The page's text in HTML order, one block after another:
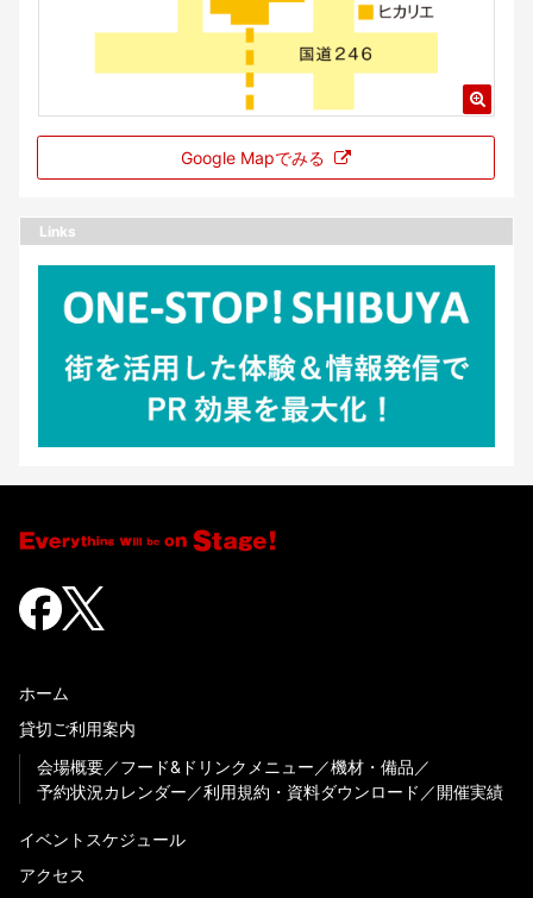
Google Mapでみる
Links
ホーム
貸切ご利用案内
会場概要
フード&ドリンクメニュー
機材・備品
予約状況カレンダー
利用規約・資料ダウンロード 開催実績
イベントスケジュール
アクセス